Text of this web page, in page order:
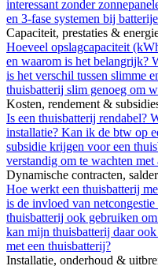
interessant zonder
en 3-fase systemen bij
Capaciteit, prestaties &
Hoeveel opslagcapaciteit
en waarom is het belangrijk?
is het verschil tussen slimme
thuisbatterij slim genoeg om
Kosten, rendement &
Is een thuisbatterij rendabel?
installatie? Kan ik de btw op
subsidie krijgen voor een
verstandig om te wachten
Dynamische contracten,
Hoe werkt een thuisbatterij
is de invloed van
thuisbatterij ook gebruiken
kan mijn thuisbatterij daar
met een thuisbatterij?
Installatie, onderhoud &